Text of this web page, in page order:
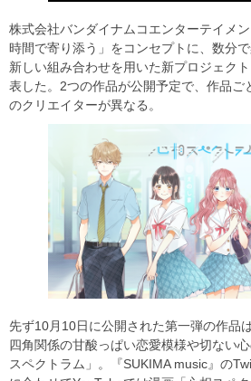
株式会社バンダイナムコエンターテイメ
時間で寄り添う」をコンセプトに、数分
新しい組み合わせを用いた新プロジェク
表した。2つの作品が公開予定で、作品ご
のクリエイターが異なる。
先ず10月10日に公開された第一弾の作品
四角関係の甘酸っぱい恋愛模様や切ない
スペクトラム」。『SUKIMA music』の